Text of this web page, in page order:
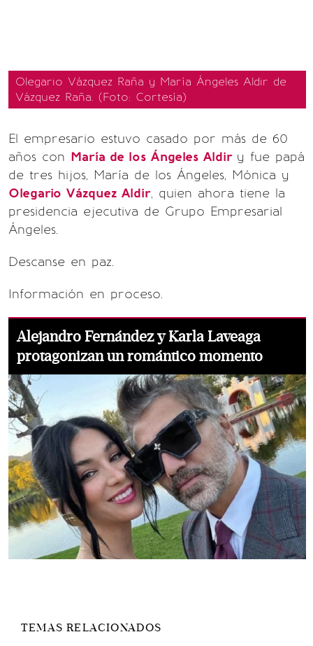
Olegario Vázquez Raña y María Ángeles Aldir de
Vázquez Raña. (Foto: Cortesía)
El empresario estuvo casado por más de 60
años con María de los Ángeles Aldir y fue papá
de tres hijos, María de los Ángeles, Mónica y
Olegario Vázquez Aldir, quien ahora tiene la
presidencia ejecutiva de Grupo Empresarial
Ángeles.
Descanse en paz.
Información en proceso.
Alejandro Fernández y Karla Laveaga
protagonizan un romántico momento
TEMAS RELACIONADOS